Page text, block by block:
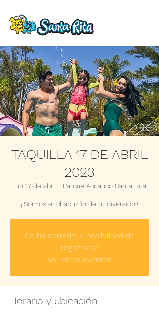
TAQUILLA 17 DE ABRIL
2023
lun 17 de abr
  |
Parque Acuatico Santa Rita
¡¡Somos el chapuzón de tu diversión!!
Se ha cerrado la posibilidad de
registrarse
Ver otros eventos
Horario y ubicación